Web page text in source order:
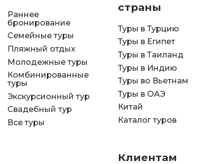
Раннее
бронирование
Семейные туры
Пляжный отдых
Молодежные туры
Комбинированные
туры
Экскурсионный тур
Свадебный тур
Все туры
страны
Туры в Турцию
Туры в Египет
Туры в Таиланд
Туры в Индию
Туры во Вьетнам
Туры в ОАЭ
Китай
Каталог туров
Клиентам